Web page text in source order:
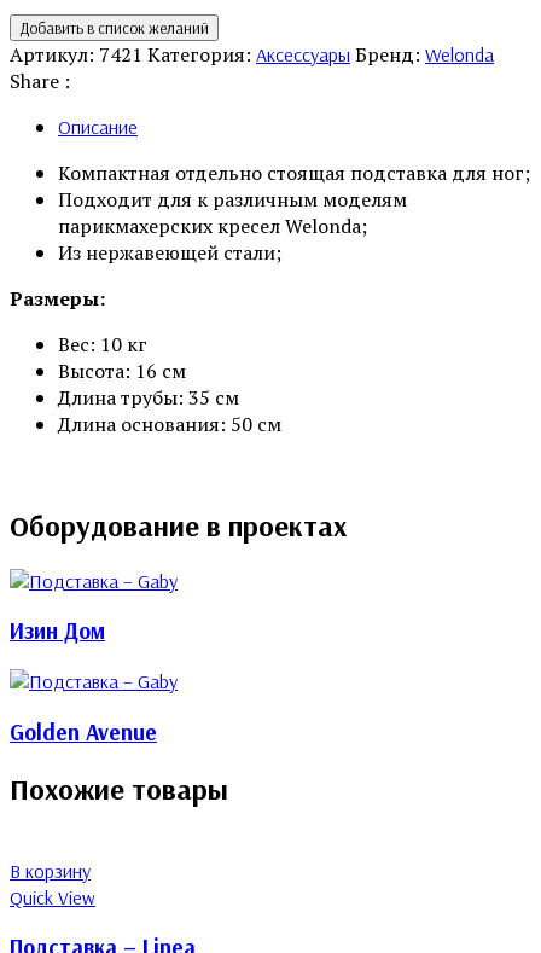
Gaby
Добавить в список желаний
Артикул: 7421 Категория: Аксессуары Бренд: Welonda
Share :
Описание
Компактная отдельно стоящая подставка для ног;
Подходит для к различным моделям
парикмахерских кресел Welonda;
Из нержавеющей стали;
Размеры:
Вес: 10 кг
Высота: 16 см
Длина трубы: 35 см
Длина основания: 50 см
Оборудование в проектах
Изин Дом
Golden Avenue
Похожие товары
В корзину
Quick View